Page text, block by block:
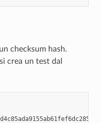
checksum hash.
crea un test dal